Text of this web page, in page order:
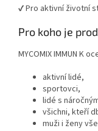
✔ Pro aktivní životní
Pro koho je
MYCOMIX IMMUN K
aktivní lidé,
sportovci,
lidé s
všichni, kteří
muži i ženy